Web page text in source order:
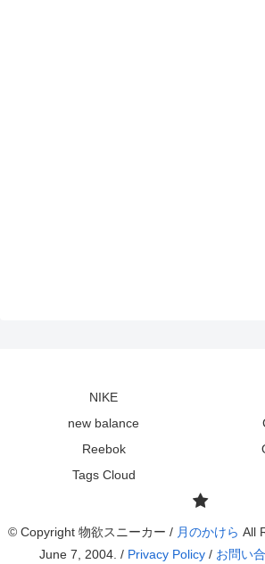
NIKE
new balance
Reebok
Tags Cloud
© Copyright 物欲スニーカー / 月のかけら All
June 7, 2004. / Privacy Policy/ お問い